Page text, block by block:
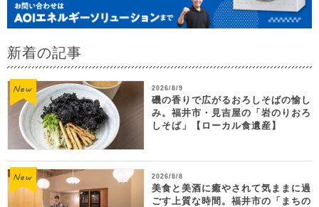
新着の記事
2026/8/9
磯の香りで広がるおろしそばの愉し
み。福井市・見吉屋の「岩のりおろ
しそば」【ローカル食遺産】
2026/8/8
美食と美酒に癒やされて気ままに過
ごす上質な時間。福井市の「まちの